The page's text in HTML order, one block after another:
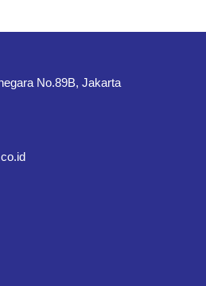
No.89B, Jakarta